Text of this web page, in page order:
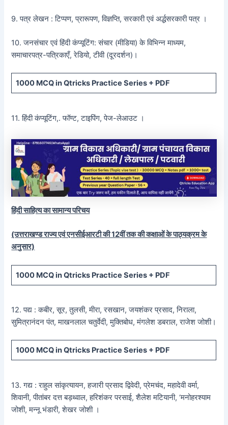
9. पत्र लेखन : टिप्पण, प्रारूपण, विज्ञप्ति, सरकारी एवं अर्द्धसरकारी पत्र ।
10. जनसंचार एवं हिंदी कंप्यूटिंग: संचार (मीडिया) के विभिन्न माध्यम,
समाचारपत्र-पत्रिकाएँ, रेडियो, टीवी (दूरदर्शन)।
1000 MCQin Qtricks Practice Series + PDF
11. हिंदी कंप्यूटिंग,. फॉण्ट, टाइपिंग, पेज-लेआउट ।
हिंदी साहित्य का सामान्य परिचय
(उत्तराखण्ड राज्य एवं एनसीईआरटी की 12वीं तक की कक्षाओं के पाठ्यक्रम के
अनुसार)
1000 MCQin Qtricks Practice Series + PDF
12. पद्य : कबीर, सूर, तुलसी, मीरा, रसखान, जयशंकर प्रसाद, निराला,
सुमित्रानंदन पंत, माखनलाल चतुर्वेदी, मुक्तिबोध, मंगलेश डबराल, राजेश जोशी।
1000 MCQin Qtricks Practice Series + PDF
13. गद्य : राहुल सांकृत्यायन, हजारी प्रसाद द्विवेदी, प्रेमचंद, महादेवी वर्मा,
शिवानी, पीतांबर दत्त बड़थ्वाल, हरिशंकर परसाई, शैलेश मटियानी, ‘मनोहरश्याम
जोशी, मन्नू भंडारी, शेखर जोशी ।